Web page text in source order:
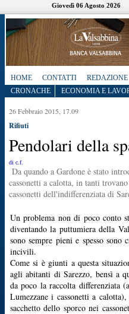
Giovedì 06 Agosto 2026
HOME CONTATTI
REDAZIONE
CRONACHE
ECONOMIA E
26 Febbraio 2015, 17.09
Rifiuti
Pendolari della
di c.f.
Da quando a Gardone è stato
cassonetti a calotta, in tanti
cassonetti dell'indifferenziata di
Un problema non di poco conto
diventando la puttumiera della
sono sempre pieni e spesso sono
incivili.
Come si è giunti a questa
agli abitanti di Sarezzo, bensì a
da poco la raccolta differenziata
Lumezzane i cassonetti a
sacchetto dello sporco nei